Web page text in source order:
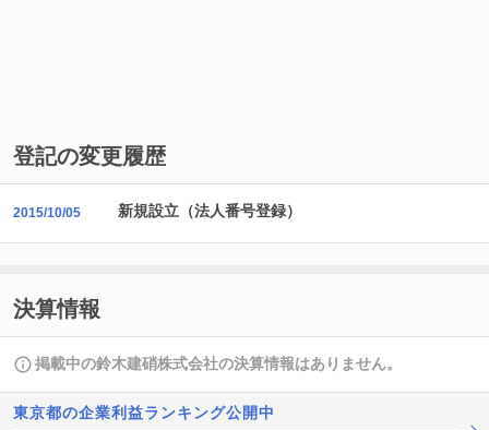
登記の変更履歴
2015/10/05 新規設立（法人番号登録）
決算情報
掲載中の鈴木建硝株式会社の決算情報はありません。
東京都の企業利益ランキング公開中